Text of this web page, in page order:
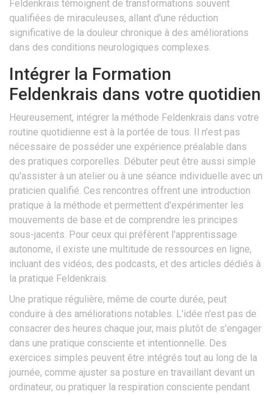
Feldenkrais témoignent de transformations souvent
qualifiées de miraculeuses, allant d'une réduction
significative de la douleur chronique à des améliorations
dans des conditions neurologiques complexes.
Intégrer la Formation
Feldenkrais dans votre quotidien
Heureusement, intégrer la méthode Feldenkrais dans votre
routine quotidienne est à la portée de tous. Il n'est pas
nécessaire de posséder une expérience préalable dans
des pratiques corporelles. Débuter peut être aussi simple
qu'assister à un atelier ou à une séance individuelle avec un
praticien qualifié. Ces rencontres offrent une introduction
pratique à la méthode et permettent d'expérimenter les
mouvements de base et de comprendre les principes
sous-jacents. Pour ceux qui préfèrent l'apprentissage
autonome, il existe une multitude de ressources en ligne,
incluant des vidéos, des podcasts, et des articles dédiés à
la pratique Feldenkrais.
Une pratique régulière, même de courte durée, peut
conduire à des améliorations notables. L'idée n'est pas de
consacrer des heures chaque jour, mais plutôt de s'engager
dans une pratique consciente et intentionnelle. Des
exercices simples peuvent être intégrés tout au long de la
journée, comme ajuster sa posture en travaillant devant un
ordinateur, ou pratiquer la respiration consciente pendant